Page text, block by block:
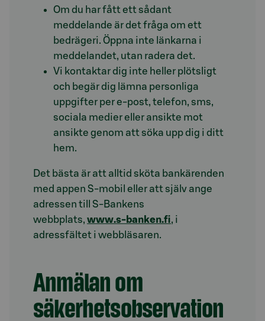
Om du har fått ett sådant
meddelande är det fråga om ett
bedrägeri. Öppna inte länkarna i
meddelandet, utan radera det.
Vi kontaktar dig inte heller plötsligt
och begär dig lämna personliga
uppgifter per e-post, telefon, sms,
sociala medier eller ansikte mot
ansikte genom att söka upp dig i ditt
hem.
Det bästa är att alltid sköta bankärenden
med appen S-mobil eller att själv ange
adressen till S-Bankens
webbplats, www.s-banken.fi, i
adressfältet i webbläsaren.
Anmälan om
säkerhetsobservation